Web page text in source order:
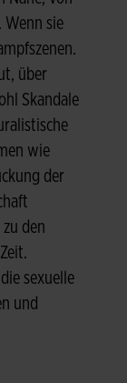
Wenn sie
über
Skandale
wie
der
den
sexuelle
und